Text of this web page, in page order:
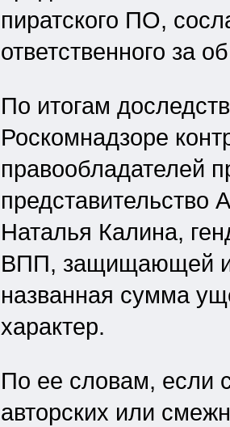
пиратского ПО,
ответственного за
По итогам
Роскомнадзоре
правообладателей
представительство
Наталья Калина,
ВПП, защищающей
названная сумма
характер.
По ее словам, если
авторских или